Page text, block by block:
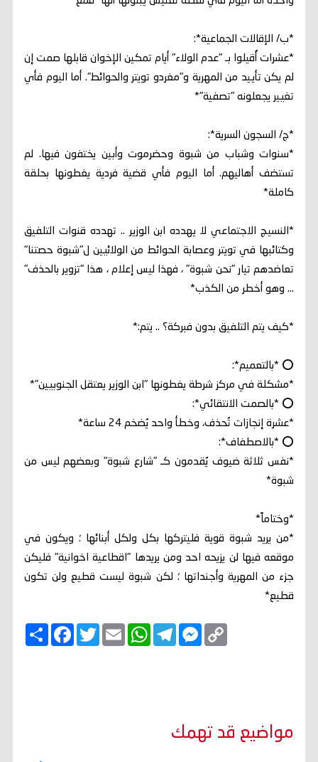
*ب/ الإقالات الجماعية*:
*عشرات أُقيلوا بـ "عدم الولاء" أيام تمكين الإخوان قابلها صمت إن
لم يكن تأييد من المهرية و"مغردو تويتر والحوائط". أما اليوم فأي
تغيير يجعلونه "تصفية"*
*ج/ السجون السرية*:
*سنوات وشباب من شبوة وحضرموت وأبين يختفون فيها. لم
تستضف أهاليهم. أما اليوم فأي قضية فردية يغطونها بحلقة
كاملة*
*النسيج الاجتماعي لا يهدده ابن الوزير .. تهدده قنوات التلفيق
وكتائبها في تويتر وعصابة الحوائط من الولائيين ل"شبوة حصتنا"
تعاضدهم تيار "نحن شبوة" ، فهذا ليس إعلام ، هذا "تزوير بالحذف"
... وهو أخطر من الكذب*
*كيف يتم التلفيق بدون فبركة؟ .. يتم:*
⭕ *بالتعميم*:
*مشكلة في مركز شرطة يغطونها "ابن الوزير يعتقل الجنوبيين"*
⭕ *بالصمت الانتقائي*:
*عشرة إنجازات تُحذف، وخطأ واحد يُضخم 24 ساعة*
⭕ *بالاصطفاف*:
*نفس ثلاثة ضيوف يُقدمون كـ "شارع شبوة" وبعضهم ليس من
شبوة*
*وختاماً*
*من يريد شبوة قوية فليتركها بكل ولكل أبنائها ؛ ويكون في
موقعه فيها لن يزيحه احد ومن يريدها "اقطاعية اخوانية" فليكن
جزء من المهرية وأجنداتها ؛ لكن شبوة ليست قطيع ولن تكون
قطيع*
ا
F
a
T
w
E
m
W
h
T
e
M
e
C
o
مواضيع قد تهمك